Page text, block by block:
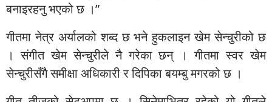
बनाइरहनु भएको छ ।”
गीतमा नेत्र अर्यालको शब्द छ भने हुकलाइन खेम सेन्चुरीको छ
। संगीत खेम सेन्चुरीले नै गरेका छन् । गीतमा स्वर खेम
सेन्चुरीसँगै समीक्षा अधिकारी र दिपिका बयम्बु मगरको छ ।